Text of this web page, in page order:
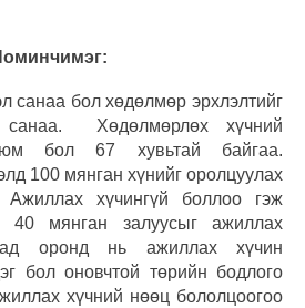
санаа бол хөдөлмөр эрхлэлтийг
санаа. Хөдөлмөрлөх хүчний
бол 67 хувьтай байгаа.
100 мянган хүнийг оролцуулах
Ажиллах хүчингүй боллоо гэж
мянган залуусыг ажиллах
оронд нь ажиллах хүчин
бол оновчтой төрийн бодлого
хүчний нөөц бололцоогоо